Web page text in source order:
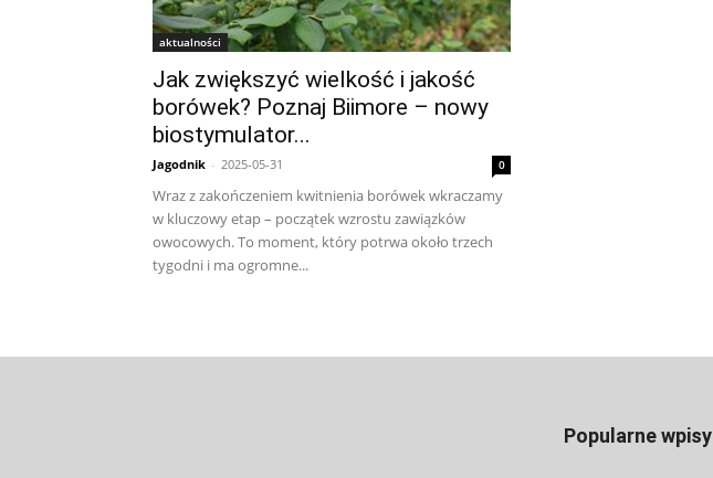
aktualności
Jak zwiększyć wielkość i jakość
borówek? Poznaj Biimore – nowy
biostymulator...
Jagodnik - 2025-05-31 0
Wraz z zakończeniem kwitnienia borówek wkraczamy
w kluczowy etap – początek wzrostu zawiązków
owocowych. To moment, który potrwa około trzech
tygodni i ma ogromne...
Popularne wpisy